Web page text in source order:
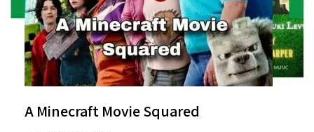
A Minecraft Movie Squared